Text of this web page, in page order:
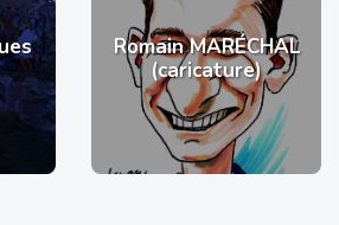
Romain MARÉCHAL
(caricature)